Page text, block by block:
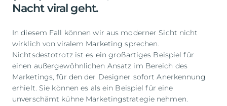
Nacht viral geht.
In diesem Fall können wir aus moderner Sicht nicht
wirklich von viralem Marketing sprechen.
Nichtsdestotrotz ist es ein großartiges Beispiel für
einen außergewöhnlichen Ansatz im Bereich des
Marketings, für den der Designer sofort Anerkennung
erhielt. Sie können es als ein Beispiel für eine
unverschämt kühne Marketingstrategie nehmen.